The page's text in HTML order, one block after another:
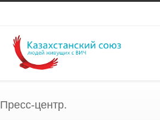
Пресс-центр.